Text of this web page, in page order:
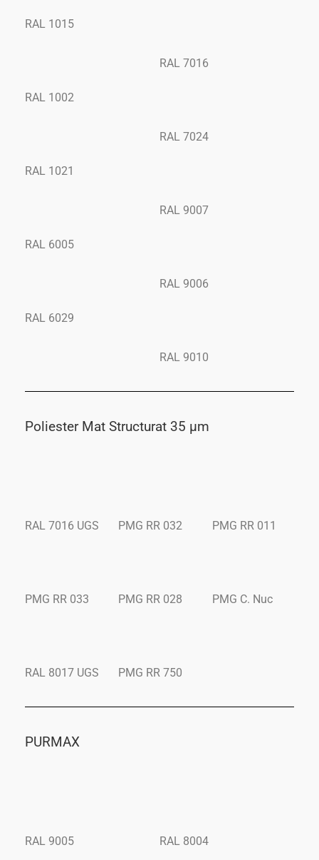
RAL 1015
RAL 1002
RAL 1021
RAL 6005
RAL 6029
RAL 7016
RAL 7024
RAL 9007
RAL 9006
RAL 9010
Poliester Mat Structurat 35 μm
RAL 7016 UGS
PMG RR 033
RAL 8017 UGS
PMG RR 032
PMG RR 028
PMG RR 750
PMG RR 011
PMG C. Nuc
PURMAX
RAL 9005 RAL 8004